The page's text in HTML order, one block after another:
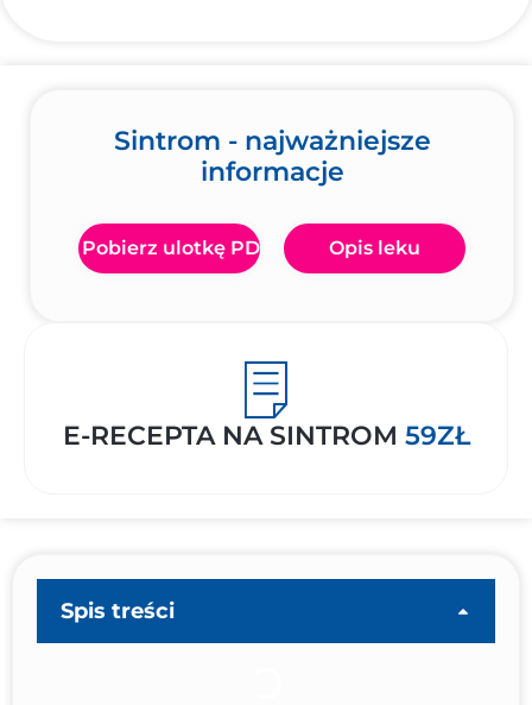
Sintrom - najważniejsze
informacje
Pobierz ulotkę PDF Opis leku
E-RECEPTA NA SINTROM 59ZŁ
Spis treści